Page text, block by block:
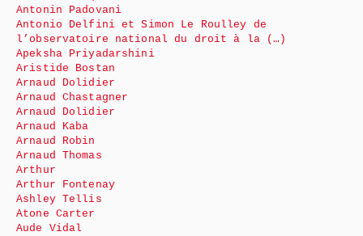
Antonin Padovani
Antonio Delfini et Simon Le Roulley de
l’observatoire national du droit à la (…)
Apeksha Priyadarshini
Aristide Bostan
Arnaud Dolidier
Arnaud Chastagner
Arnaud Dolidier
Arnaud Kaba
Arnaud Robin
Arnaud Thomas
Arthur
Arthur Fontenay
Ashley Tellis
Atone Carter
Aude Vidal